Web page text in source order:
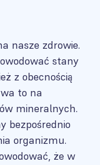
nasze zdrowie.
stany
z obecnością
to na
mineralnych.
bezpośrednio
organizmu.
że w